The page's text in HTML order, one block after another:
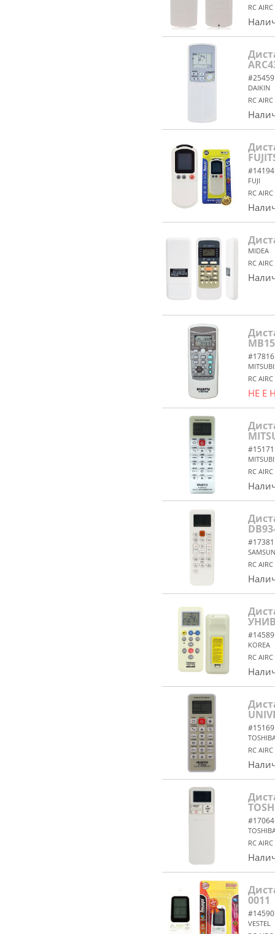
RC
#25459
DAIKIN
RC
#14194
FUJI
RC
MIDEA
RC
#17816
RC
НЕ Е
#15171
RC
#17381
RC
#14589
KOREA
RC
#15169
RC
#17064
RC
0011
#14590
VESTEL